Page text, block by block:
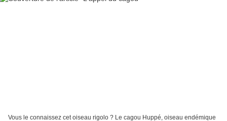
Vous le connaissez cet oiseau rigolo ? Le cagou Huppé, oiseau endémique